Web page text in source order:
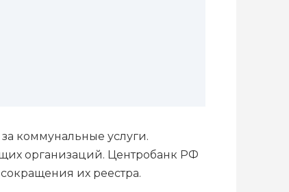
коммунальные услуги.
организаций. Центробанк РФ
их реестра.